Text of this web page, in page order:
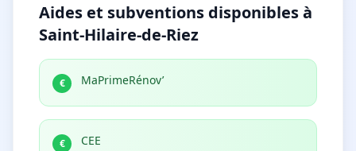
Aides et subventions disponibles à
Saint-Hilaire-de-Riez
€ MaPrimeRénov’
€ CEE